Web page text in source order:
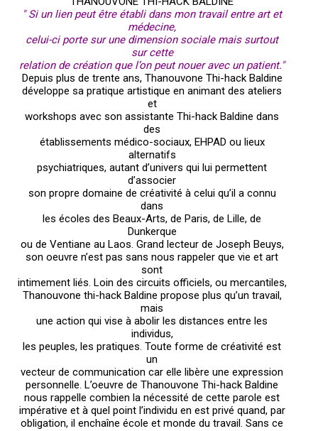
" Si un lien peut être établi dans mon travail entre art et
médecine,
celui-ci porte sur une dimension sociale mais surtout
sur cette
relation de création que l’on peut nouer avec un patient."
Depuis plus de trente ans, Thanouvone Thi-hack Baldine
développe sa pratique artistique en animant des ateliers
et
workshops avec son assistante Thi-hack Baldine dans
des
établissements médico-sociaux, EHPAD ou lieux
alternatifs
psychiatriques, autant d’univers qui lui permettent
d’associer
son propre domaine de créativité à celui qu’il a connu
dans
les écoles des Beaux-Arts, de Paris, de Lille, de
Dunkerque
ou de Ventiane au Laos. Grand lecteur de Joseph Beuys,
son oeuvre n’est pas sans nous rappeler que vie et art
sont
intimement liés. Loin des circuits officiels, ou mercantiles,
Thanouvone thi-hack Baldine propose plus qu’un travail,
mais
une action qui vise à abolir les distances entre les
individus,
les peuples, les pratiques. Toute forme de créativité est
un
vecteur de communication car elle libère une expression
personnelle. L’oeuvre de Thanouvone Thi-hack Baldine
nous rappelle combien la nécessité de cette parole est
impérative et à quel point l’individu en est privé quand, par
obligation, il enchaîne école et monde du travail. Sans ce